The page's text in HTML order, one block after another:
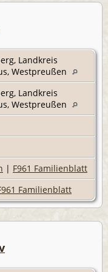
Landkreis
Westpreußen
Landkreis
Westpreußen
| F961 Familienblatt
Familienblatt